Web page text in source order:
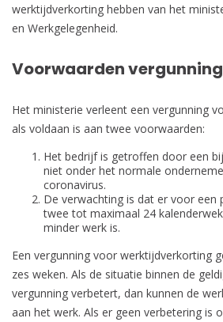
werktijdverkorting hebben van het
en Werkgelegenheid.
Voorwaarden vergunning
Het ministerie verleent een vergunning
als voldaan is aan twee voorwaarden:
Het bedrijf is getroffen door een
niet onder het normale
coronavirus.
De verwachting is dat er voor een
twee tot maximaal 24
minder werk is.
Een vergunning voor werktijdverkorting
zes weken. Als de situatie binnen de
vergunning verbetert, dan kunnen de
aan het werk. Als er geen verbetering is